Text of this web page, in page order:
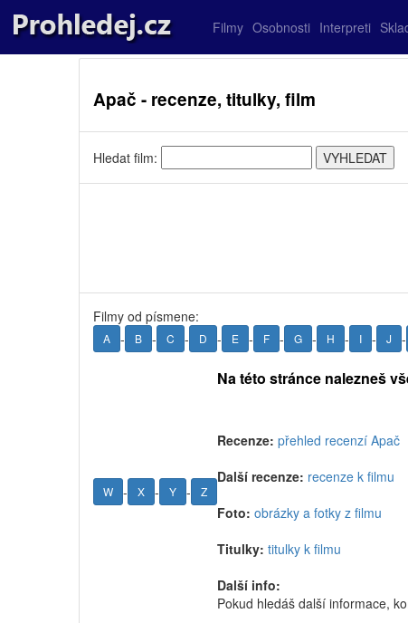
Filmy Osobnosti Interpreti
Apač - recenze, titulky, film
Hledat film:
Filmy od písmene:
A - B - C - D - E - F - G - H - I - J -
W - X - Y - Z
Na této stránce nalezneš
Recenze: přehled recenzí Apač
Další recenze: recenze k filmu
Foto: obrázky a fotky z filmu
Titulky: titulky k filmu
Další info:
Pokud hledáš další informace,